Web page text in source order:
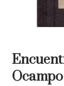
Ocampo